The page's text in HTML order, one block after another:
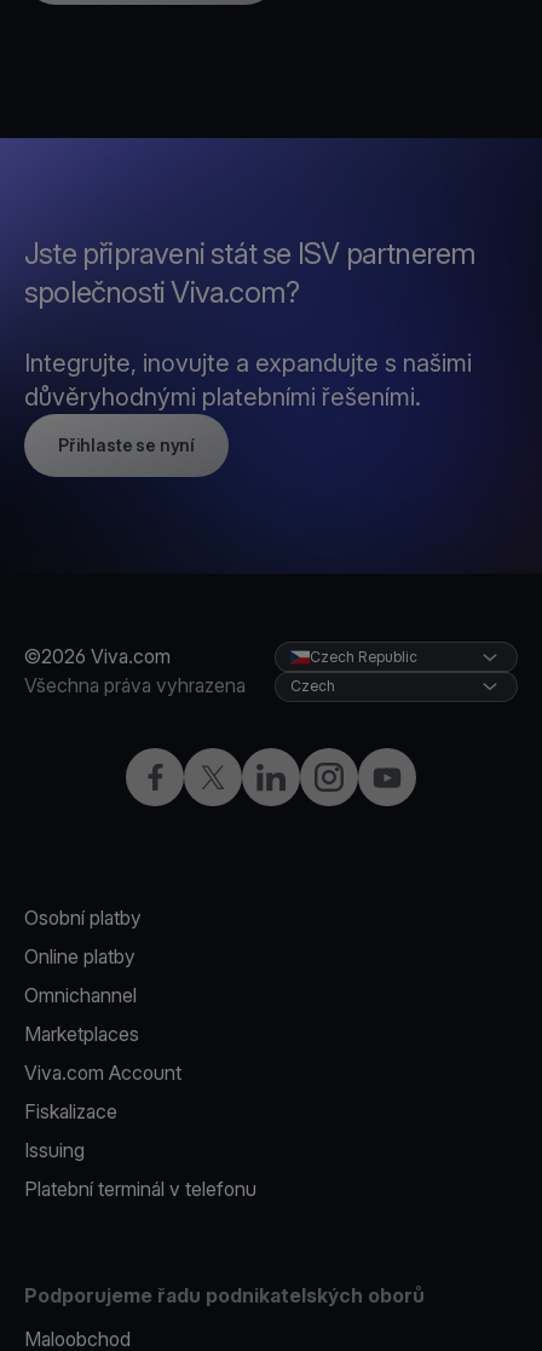
Jste připraveni stát se ISV partnerem
společnosti Viva.com?
Integrujte, inovujte a expandujte s našimi
důvěryhodnými platebními řešeními.
Přihlaste se nyní
©2026 Viva.com
Všechna práva vyhrazena
Facebook
X LinkedInInstagramYouTube
Czech Republic
Czech
Osobní platby
Online platby
Omnichannel
Marketplaces
Viva.com Account
Fiskalizace
Issuing
Platební terminál v telefonu
Podporujeme řadu podnikatelských oborů
Maloobchod